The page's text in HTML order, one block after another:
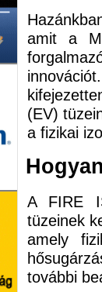
amit a
(EV)
a fizikai
A FIRE
tüzeinek
amely
további